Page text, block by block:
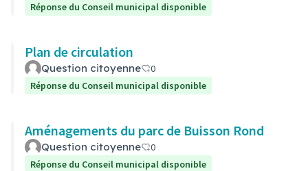
Réponse du Conseil municipal disponible
Plan de circulation
Question citoyenne
0
Réponse du Conseil municipal disponible
Aménagements du parc de Buisson Rond
Question citoyenne
0
Réponse du Conseil municipal disponible